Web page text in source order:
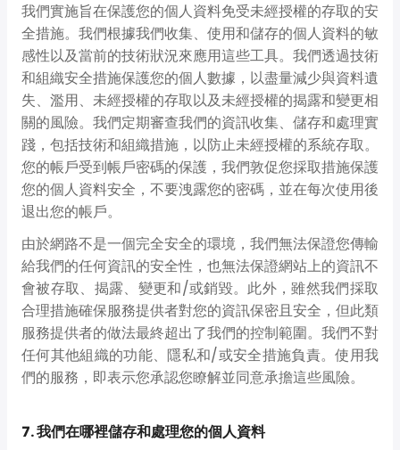
我們實施旨在保護您的個人資料免受未經授權的存取的安
全措施。我們根據我們收集、使用和儲存的個人資料的敏
感性以及當前的技術狀況來應用這些工具。我們透過技術
和組織安全措施保護您的個人數據，以盡量減少與資料遺
失、濫用、未經授權的存取以及未經授權的揭露和變更相
關的風險。我們定期審查我們的資訊收集、儲存和處理實
踐，包括技術和組織措施，以防止未經授權的系統存取。
您的帳戶受到帳戶密碼的保護，我們敦促您採取措施保護
您的個人資料安全，不要洩露您的密碼，並在每次使用後
退出您的帳戶。
由於網路不是一個完全安全的環境，我們無法保證您傳輸
給我們的任何資訊的安全性，也無法保證網站上的資訊不
會被存取、揭露、變更和/或銷毀。此外，雖然我們採取
合理措施確保服務提供者對您的資訊保密且安全，但此類
服務提供者的做法最終超出了我們的控制範圍。我們不對
任何其他組織的功能、隱私和/或安全措施負責。使用我
們的服務，即表示您承認您瞭解並同意承擔這些風險。
7. 我們在哪裡儲存和處理您的個人資料